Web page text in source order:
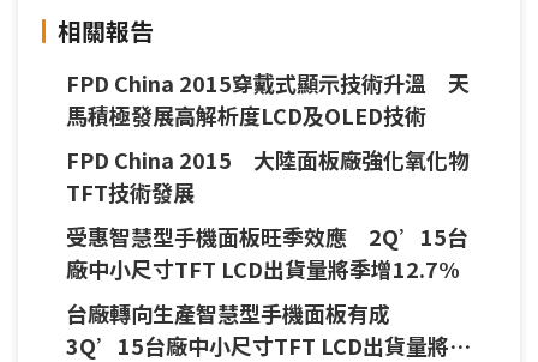
相關報告
FPD China 2015穿戴式顯示技術升溫 天
馬積極發展高解析度LCD及OLED技術
FPD China 2015 大陸面板廠強化氧化物
TFT技術發展
受惠智慧型手機面板旺季效應 2Q’15台
廠中小尺寸TFT LCD出貨量將季增12.7%
台廠轉向生產智慧型手機面板有成
3Q’15台廠中小尺寸TFT LCD出貨量將季